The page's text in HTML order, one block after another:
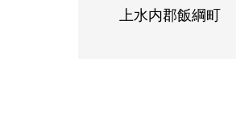
上水内郡飯綱町